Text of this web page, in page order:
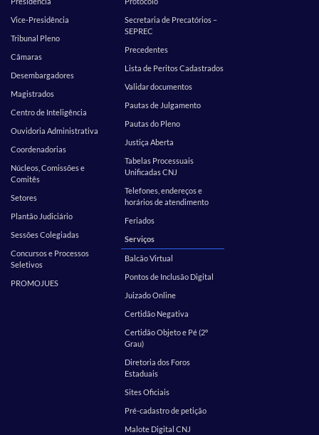
Vice-Presidência
Tribunal Pleno
Câmaras
Desembargadores
Magistrados
Centro de Inteligência
Ouvidoria Administrativa
Coordenadorias
Núcleos, Comissões e
Comitês
Setores
Plantão Judiciário
Sessões Colegiadas
Concursos e Processos
Seletivos
PROMOJUES
Secretaria de Precatórios –
SEPREC
Precedentes
Lista de Peritos Cadastrados
Validar documentos
Pautas de Julgamento
Pautas do Pleno
Justiça Aberta
Tabelas Processuais
Unificadas CNJ
Telefones, endereços e
horários de atendimento
Feriados
Serviços
Balcão Virtual
Pontos de Inclusão Digital
Juizado Online
Certidão Negativa
Certidão Objeto e Pé (2º
Grau)
Diretoria dos Foros
Estaduais
Sites Oficiais
Pré-cadastro de petição
Malote Digital CNJ